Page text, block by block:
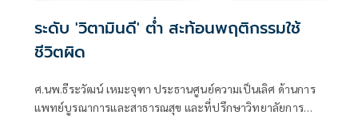
ระดับ 'วิตามินดี' ต่ำ สะท้อนพฤติกรรมใช้
ชีวิตผิด
ศ.นพ.ธีระวัฒน์ เหมะจุฑา ประธานศูนย์ความเป็นเลิศ ด้านการ
แพทย์บูรณาการและสาธารณสุข และที่ปรึกษาวิทยาลัยการ